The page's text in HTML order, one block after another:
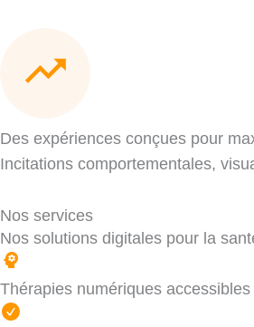
Des expériences conçues pour
Incitations comportementales,
Nos services
Nos solutions digitales pour la
Thérapies numériques